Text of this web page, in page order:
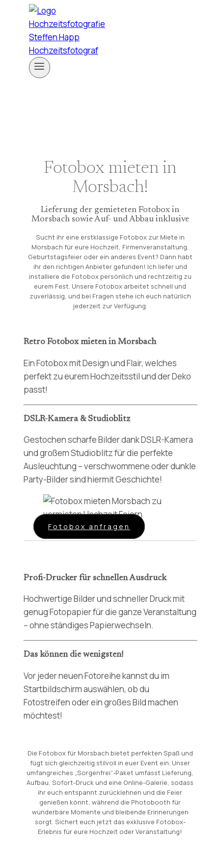
springen
Fotobox mieten in
Morsbach!
Lieferung der gemieteten Fotobox in
Morsbach sowie Auf- und Abbau inklusive
Sucht ihr eine erstklassige Fotobox zur Miete in
Morsbach für eure Hochzeit, Firmenveranstaltung,
Geburtstagsfeier oder ein anderes Event? Dann habt
ihr den richtigen Anbieter gefunden! Ich liefer und
installiere die Fotobox persönlich und rechtzeitig zu
eurem Fest. Unsere Fotobox arbeitet schnell und
zuverlässig, und bei Fragen stehe ich euch natürlich
jederzeit zur Verfügung.
Retro Fotobox mieten in Morsbach
Ein Fotobox mit Design und Flair, welches
perfekt zu eurem Hochzeitsstil und der Deko
passt!
DSLR-Kamera & Studioblitz
Gestochen scharfe Bilder dank DSLR-Kamera
und großem Studioblitz für die perfekte
Ausleuchtung – verschwommene oder dunkle
Party-Bilder sind hiermit Geschichte!
Fotobox anfragen
Profi-Drucker für schnellen Ausdruck
Hochwertige Bilder und schneller Druck mit
genug Fotopapier für die ganze Veranstaltung
– ohne ständiges Papierwechseln.
Das können die wenigsten!
Vor jeder neuen Fotoreihe kannst du im
Startbildschirm auswählen, ob du
Fotostreifen oder ein großes Bild machen
möchtest!
Die Fotobox für Morsbach bietet perfekten Spaß und
fügt sich gleichzeitig stilvoll in euer Event ein. Unser
umfangreiches „Sorgenfrei“-Paket umfasst Lieferung,
Aufbau, Sofort-Druck und eine Online-Galerie, sodass
ihr euch entspannt zurücklehnen und die Feier
genießen könnt, während die Photobooth für
wunderbare Momente und bleibende Erinnerungen
sorgt. Sichert euch jetzt das exklusive Fotobox-
Erlebnis für eure Hochzeit oder Veranstaltung!